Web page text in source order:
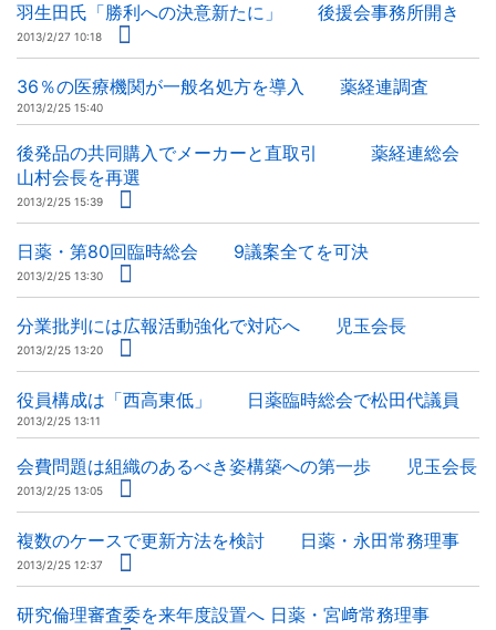
羽生田氏「勝利への決意新たに」 後援会事務所開き
2013/2/27 10:18
36％の医療機関が一般名処方を導入 薬経連調査
2013/2/25 15:40
後発品の共同購入でメーカーと直取引 薬経連総会
山村会長を再選
2013/2/25 15:39
日薬・第80回臨時総会 9議案全てを可決
2013/2/25 13:30
分業批判には広報活動強化で対応へ 児玉会長
2013/2/25 13:20
役員構成は「西高東低」 日薬臨時総会で松田代議員
2013/2/25 13:11
会費問題は組織のあるべき姿構築への第一歩 児玉会長
2013/2/25 13:05
複数のケースで更新方法を検討 日薬・永田常務理事
2013/2/25 12:37
研究倫理審査委を来年度設置へ 日薬・宮﨑常務理事